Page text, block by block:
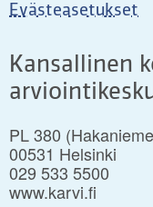
Evästeasetukset
Kansallinen
PL 380
00531 Helsinki
029 533 5500
www.karvi.fi